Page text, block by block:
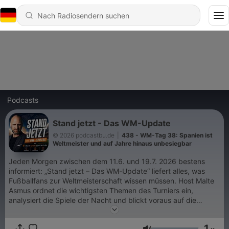
Podcasts
Stand jetzt - Das WM-Update
© 2026 podcastbu.de
438 - WM-Tag 38: Spanien ist
Weltmeister und auf Jahre hinaus unbesiegbar
Jeden Morgen zwischen dem 11.6. und 19.7. 2026 bestens
informiert: „Stand jetzt – Das WM-Update“ liefert alles, was
Fußballfans zur Weltmeisterschaft wissen müssen. Host Malte
Asmus ordnet die wichtigsten Themen des Turniers ein,
analysiert die Spiele der Nacht und blickt voraus auf die
spannendsten Duelle und Geschichten des kommenden WM-